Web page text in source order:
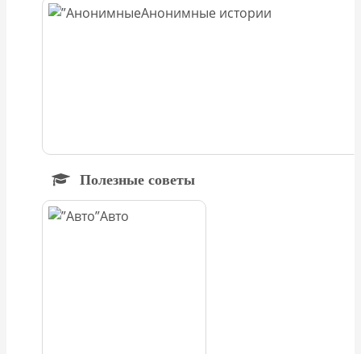
Анонимные истории
Полезные советы
Авто